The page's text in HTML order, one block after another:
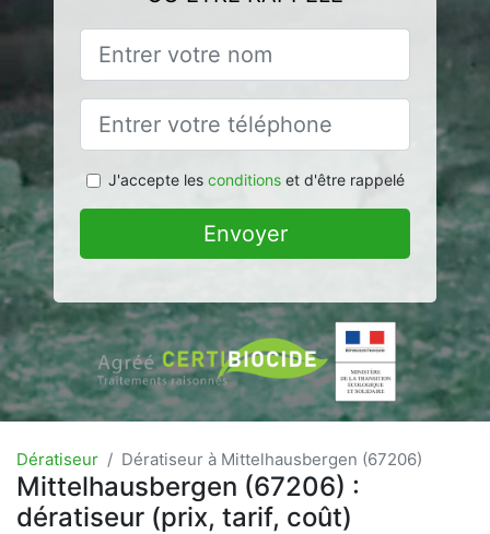
J'accepte les conditionset d'être rappelé
Envoyer
Dératiseur Dératiseur à Mittelhausbergen (67206)
Mittelhausbergen (67206) :
dératiseur (prix, tarif, coût)